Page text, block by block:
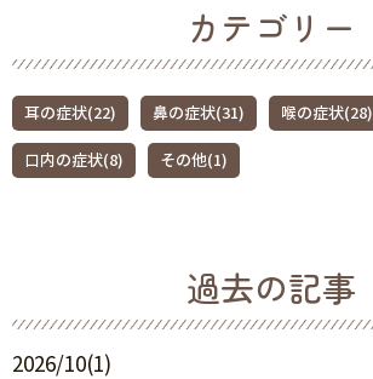
カテゴリー
耳の症状(22) 鼻の症状(31) 喉の症状(28)
口内の症状(8) その他(1)
過去の記事
2026/10(1)